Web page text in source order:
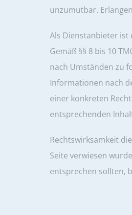
unzumutbar.
Als Dienstanbieter ist
Gemäß §§ 8 bis 10
nach Umständen zu
Informationen nach
einer konkreten
entsprechenden
Rechtswirksamkeit
Seite verwiesen
entsprechen sollten,